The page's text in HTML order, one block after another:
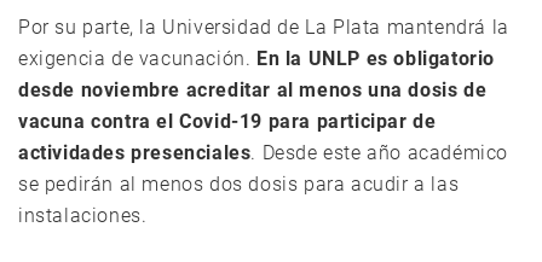
Por su parte, la Universidad de La Plata mantendrá la
exigencia de vacunación. En la UNLP es obligatorio
desde noviembre acreditar al menos una dosis de
vacuna contra el Covid-19 para participar de
actividades presenciales. Desde este año académico
se pedirán al menos dos dosis para acudir a las
instalaciones.